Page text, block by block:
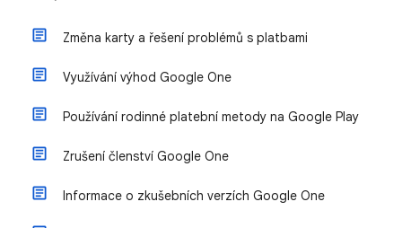
Změna karty a řešení problémů s platbami
Využívání výhod Google One
Používání rodinné platební metody na Google Play
Zrušení členství Google One
Informace o zkušebních verzích Google One